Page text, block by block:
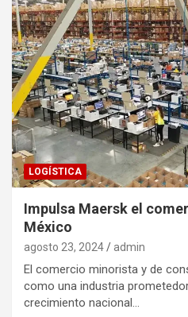
LOGÍSTICA
Impulsa Maersk el
México
agosto 23, 2024 admin
El comercio minorista y de
como una industria
crecimiento nacional…